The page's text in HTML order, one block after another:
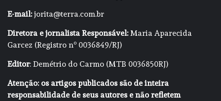
E-mail:jorita@terra.com.br
Diretora e jornalista Responsável:Maria Aparecida
Garcez (Registro nº 0036849/RJ)
Editor: Demétrio do Carmo (MTB 0036850RJ)
Atenção: os artigos publicados são de inteira
responsabilidade de seus autores e não refletem